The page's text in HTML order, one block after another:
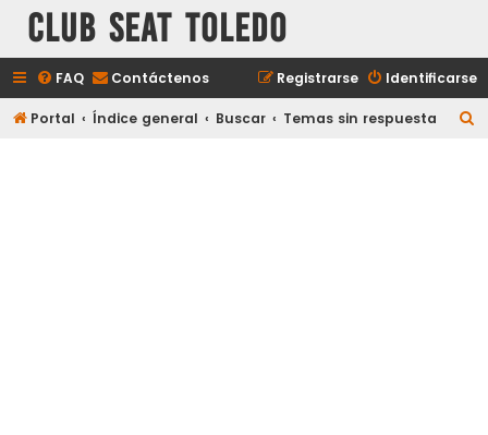
Club Seat Toledo
FAQ Contáctenos Identificarse
Registrarse
Portal Índice general Buscar Temas sin respuesta